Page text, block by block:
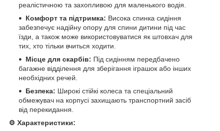
реалістичною та захопливою для маленького водія.
Комфорт та підтримка: Висока спинка сидіння
забезпечує надійну опору для спини дитини під час
їзди, а також може використовуватися як штовхач для
тих, хто тільки вчиться ходити.
Місце для скарбів: Під сидінням передбачено
багажне відділення для зберігання іграшок або інших
необхідних речей.
Безпека: Широкі стійкі колеса та спеціальний
обмежувач на корпусі захищають транспортний засіб
від перекидання.
⚙️ Характеристики: